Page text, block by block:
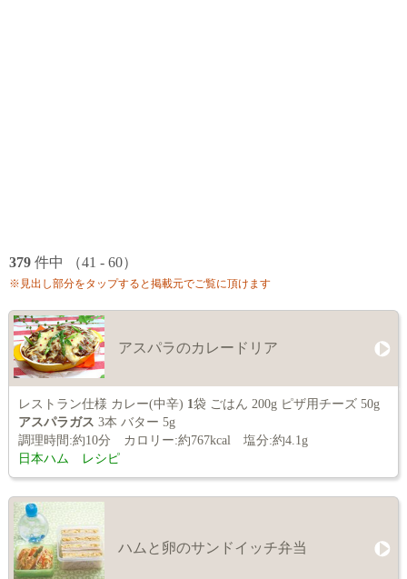
379 件中 （41 - 60）
※見出し部分をタップすると掲載元でご覧に頂けます
アスパラのカレードリア
レストラン仕様 カレー(中辛) 1 袋 ごはん 200g ピザ用チーズ 50g
アスパラガス 3本 バター 5g
調理時間:約10分 カロリー:約767kcal 塩分:約4.1g
日本ハム レシピ
ハムと卵のサンドイッチ弁当